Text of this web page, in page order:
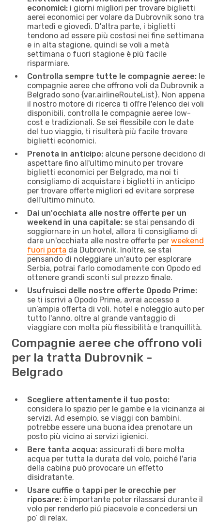
economici: i giorni migliori per trovare biglietti
aerei economici per volare da Dubrovnik sono tra
martedì e giovedì. D'altra parte, i biglietti
tendono ad essere più costosi nei fine settimana
e in alta stagione, quindi se voli a metà
settimana o fuori stagione è più facile
risparmiare.
Controlla sempre tutte le compagnie aeree: le
compagnie aeree che offrono voli da Dubrovnik a
Belgrado sono {​var.airlineRouteList}. Non appena
il nostro motore di ricerca ti offre l'elenco dei voli
disponibili, controlla le compagnie aeree low-
cost e tradizionali. Se sei flessibile con le date
del tuo viaggio, ti risulterà più facile trovare
biglietti economici.
Prenota in anticipo: alcune persone decidono di
aspettare fino all'ultimo minuto per trovare
biglietti economici per Belgrado, ma noi ti
consigliamo di acquistare i biglietti in anticipo
per trovare offerte migliori ed evitare sorprese
dell'ultimo minuto.
Dai un'occhiata alle nostre offerte per un
weekend in una capitale: se stai pensando di
soggiornare in un hotel, allora ti consigliamo di
dare un'occhiata alle nostre offerte per weekend
fuori porta da Dubrovnik. Inoltre, se stai
pensando di noleggiare un'auto per esplorare
Serbia, potrai farlo comodamente con Opodo ed
ottenere grandi sconti sul prezzo finale.
Usufruisci delle nostre offerte Opodo Prime:
se ti iscrivi a Opodo Prime, avrai accesso a
un’ampia offerta di voli, hotel e noleggio auto per
tutto l'anno, oltre al grande vantaggio di
viaggiare con molta più flessibilità e tranquillità.
Compagnie aeree che offrono voli
per la tratta Dubrovnik -
Belgrado
Scegliere attentamente il tuo posto:
considera lo spazio per le gambe e la vicinanza ai
servizi. Ad esempio, se viaggi con bambini,
potrebbe essere una buona idea prenotare un
posto più vicino ai servizi igienici.
Bere tanta acqua: assicurati di bere molta
acqua per tutta la durata del volo, poiché l'aria
della cabina può provocare un effetto
disidratante.
Usare cuffie o tappi per le orecchie per
riposare: è importante poter rilassarsi durante il
volo per renderlo piú piacevole e concedersi un
po’ di relax.